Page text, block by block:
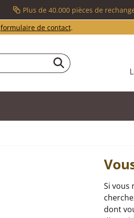
Plus de 40.000 pièces de
formulaire de contact.
Si vous
dont